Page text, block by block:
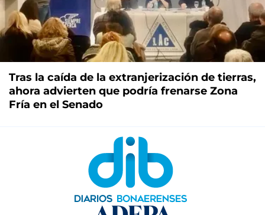
Tras la caída de la extranjerización de tierras,
ahora advierten que podría frenarse Zona
Fría en el Senado